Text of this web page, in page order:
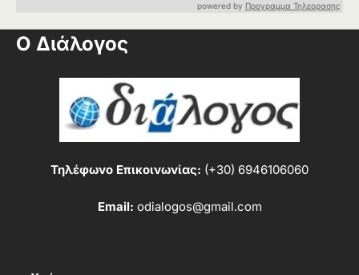
powered by Προγραμμα Τηλεορασης
Ο Διάλογος
Τηλέφωνο Επικοινωνίας: (+30) 6946106060
Email: odialogos@gmail.com